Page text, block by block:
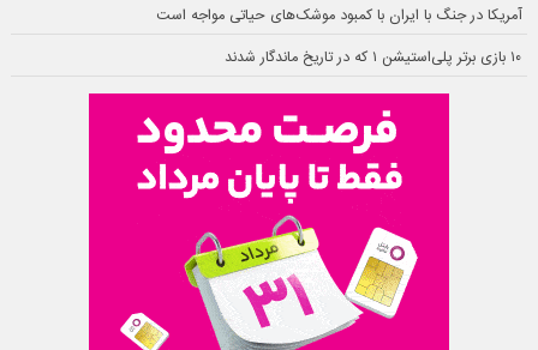
آمریکا در جنگ با ایران با کمبود موشک‌های حیاتی مواجه است
۱۰ بازی برتر پلی‌استیشن ۱ که در تاریخ ماندگار شدند